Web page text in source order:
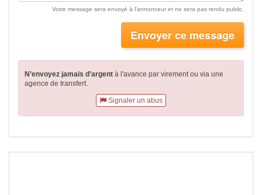
Votre message sera envoyé à l'annonceur et ne sera pas rendu public.
Envoyer ce message
N’envoyez jamais d’argent à l'avance par virementou via une
agence de transfert.
Signaler un abus